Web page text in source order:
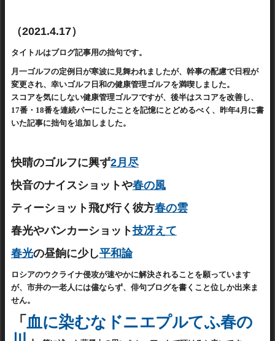
（2021.4.17）
タイトルはブログ記事用の拙句です。
月一ゴルフの定例日が寒波に見舞われましたが、幹事の配慮で日程が
変更され、幸いゴルフ日和の健康管理ゴルフを満喫しました。
スコアを気にしない健康管理ゴルフですが、後半はスコアを改善し、
17番・18番を連続パーにしたことを記憶にとどめるべく 、昨年4月に書
いた記事に拙句を追加しました。
快晴のゴルフに興ず2月尽
快音のナイスショットや春の風
ティーショット飛び行く彼方春の雲
春光やバンカーショット技冴えて
春光の昼餉に少し平和論
ロシアのウクライナ侵攻が速やかに解決されることを願っています
が、市井の一老人には儘ならず、俳句ブログを書くこと位しか出来ま
せん。
「 血に染むなドニエプルてふ春の